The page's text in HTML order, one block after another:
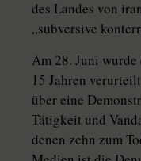
des Landes von
„subversive
Am 28. Juni
15 Jahren
über eine
Tätigkeit und
denen zehn zum